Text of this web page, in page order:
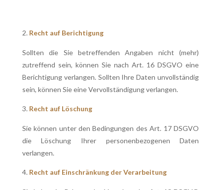
Recht auf Berichtigung
Sollten die Sie betreffenden Angaben nicht (mehr)
zutreffend sein, können Sie nach Art. 16 DSGVO eine
Berichtigung verlangen. Sollten Ihre Daten unvollständig
sein, können Sie eine Vervollständigung verlangen.
Recht auf Löschung
Sie können unter den Bedingungen des Art. 17 DSGVO
die Löschung Ihrer personenbezogenen Daten
verlangen.
Recht auf Einschränkung der Verarbeitung